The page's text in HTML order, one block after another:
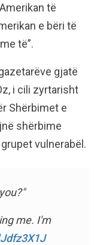
të
e bëri të
të”.
gjatë
i cili zyrtarisht
Shërbimet e
shërbime
vulnerabël.
me. I'm